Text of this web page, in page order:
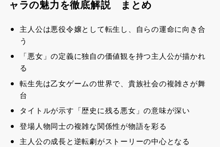
ャラの魅力を徹底解説まとめ
主人公は悪役令嬢として転生し、自らの運命に向き合
う
「悪女」の定義に独自の価値観を持つ主人公が描かれ
る
転生先は乙女ゲームの世界で、貴族社会の複雑さが舞
台
タイトルが示す「歴史に残る悪女」の意味が深い
登場人物同士の複雑な関係性が物語を彩る
主人公の成長と逆転劇がストーリーの中心となる